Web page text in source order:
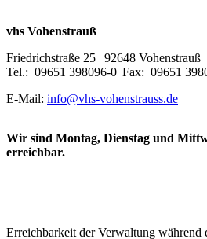
vhs Vohenstrauß
Friedrichstraße 25 | 92648 Vohenstrauß
Tel.: 09651 398096-0| Fax: 09651
E-Mail: info@vhs-vohenstrauss.de
Wir sind Montag, Dienstag und
erreichbar.
Erreichbarkeit der Verwaltung während